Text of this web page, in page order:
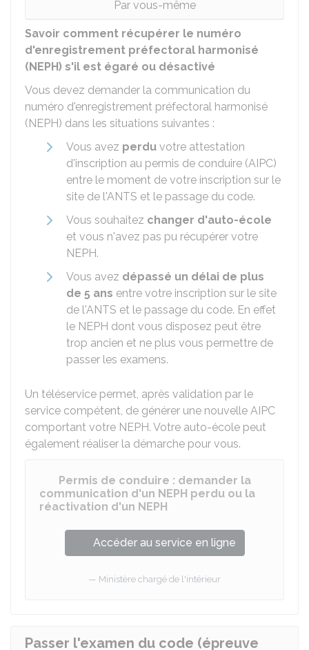
Par vous-même
Savoir comment récupérer le numéro
d'enregistrement préfectoral harmonisé
(NEPH) s'il est égaré ou désactivé
Vous devez demander la communication du
numéro d'enregistrement préfectoral harmonisé
(NEPH) dans les situations suivantes :
Vous avez perdu votre attestation
d'inscription au permis de conduire (AIPC)
entre le moment de votre inscription sur le
site de l'ANTS et le passage du code.
Vous souhaitez changer d'auto-école
et vous n'avez pas pu récupérer votre
NEPH.
Vous avez dépassé un délai de plus
de 5 ans entre votre inscription sur le site
de l'ANTS et le passage du code. En effet
le NEPH dont vous disposez peut être
trop ancien et ne plus vous permettre de
passer les examens.
Un téléservice permet, après validation par le
service compétent, de générer une nouvelle AIPC
comportant votre NEPH. Votre auto-école peut
également réaliser la démarche pour vous.
Permis de conduire : demander la
communication d'un NEPH perdu ou la
réactivation d'un NEPH
Accéder au service en ligne
Ministère chargé de l'intérieur
Passer l'examen du code (épreuve